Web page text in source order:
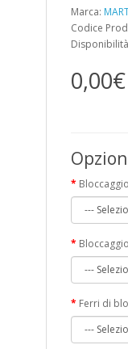
Marca:
Codice
0,00€
Ferri di